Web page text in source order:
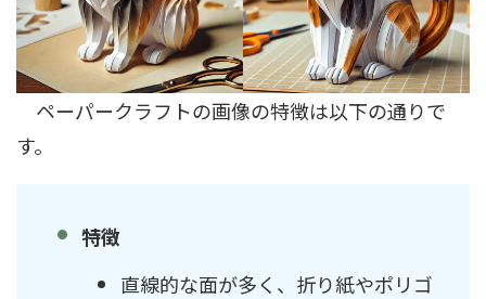
ペーパークラフトの画像の特徴は以下の通りで
す。
特徴
直線的な面が多く、折り紙やポリゴ